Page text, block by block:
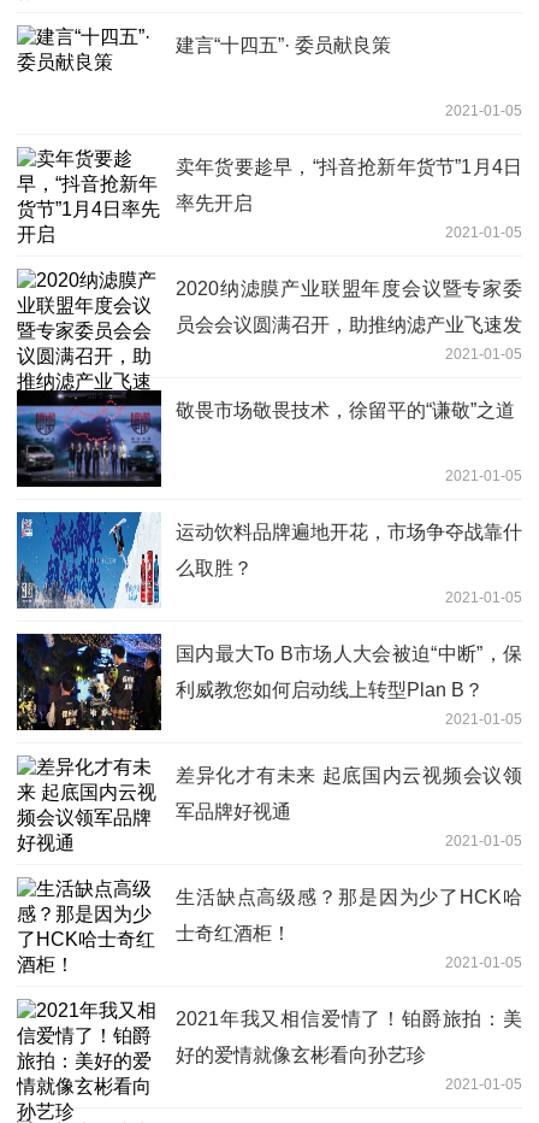
建言“十四五”· 委员献良策
2021-01-05
卖年货要趁早，“抖音抢新年货节”1月4日
率先开启
2021-01-05
2020纳滤膜产业联盟年度会议暨专家委
员会会议圆满召开，助推纳滤产业飞速发
2021-01-05
敬畏市场敬畏技术，徐留平的“谦敬”之道
2021-01-05
运动饮料品牌遍地开花，市场争夺战靠什
么取胜？
2021-01-05
国内最大To B市场人大会被迫“中断”，保
利威教您如何启动线上转型Plan B？
2021-01-05
差异化才有未来 起底国内云视频会议领
军品牌好视通
2021-01-05
生活缺点高级感？那是因为少了HCK哈
士奇红酒柜！
2021-01-05
2021年我又相信爱情了！铂爵旅拍：美
好的爱情就像玄彬看向孙艺珍
2021-01-05